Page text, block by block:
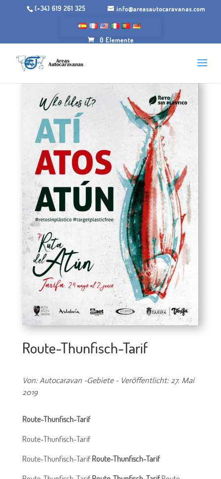
(+34) 619 261 325 info@areasautocaravanas.com
0 Elemente
Route-Thunfisch-Tarif
Von: Autocaravan -Gebiete - Veröffentlicht: 27. Mai
2019
Route-Thunfisch-Tarif
Route-Thunfisch-Tarif
Route-Thunfisch-TarifRoute-Thunfisch-Tarif